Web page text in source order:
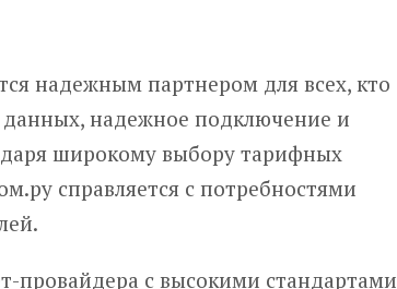
надежным партнером для всех, кто
надежное подключение и
широкому выбору тарифных
справляется с потребностями
провайдера с высокими стандартами